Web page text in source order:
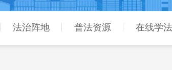
法治阵地 普法资源 在线学法